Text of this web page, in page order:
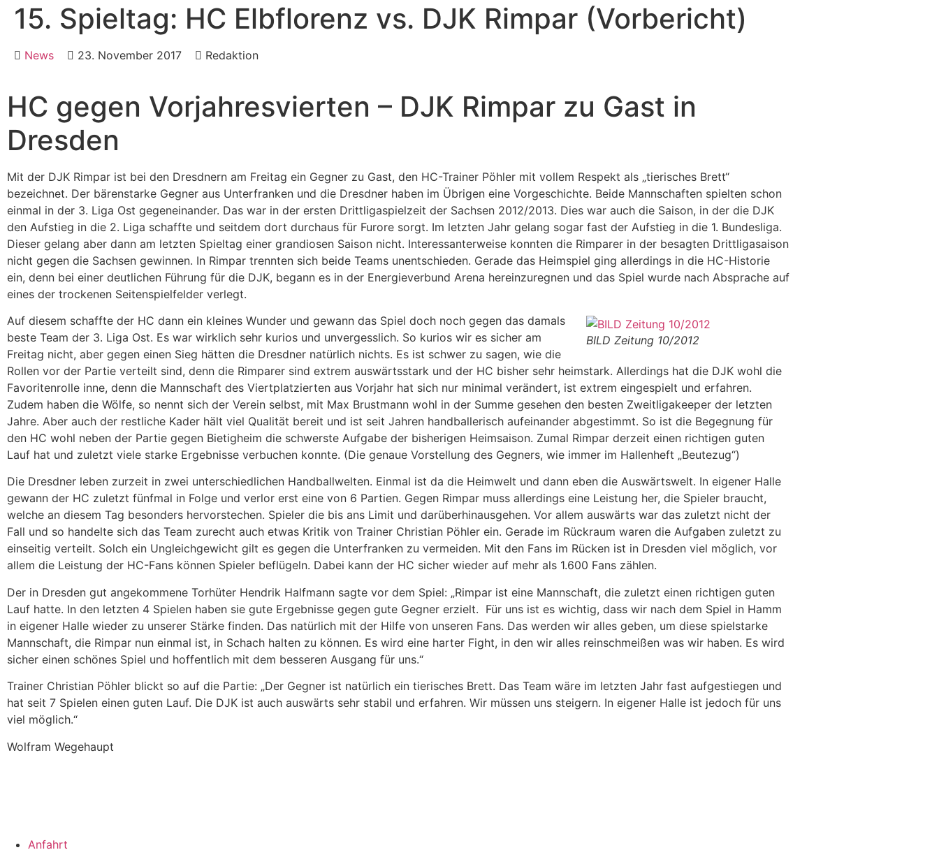
15. Spieltag: HC Elbflorenz vs. DJK Rimpar (Vorbericht)
News 23. November 2017 Redaktion
HC gegen Vorjahresvierten – DJK Rimpar zu Gast in
Dresden
Mit der DJK Rimpar ist bei den Dresdnern am Freitag ein Gegner zu Gast, den HC-Trainer Pöhler mit vollem Respekt als „tierisches Brett“
bezeichnet. Der bärenstarke Gegner aus Unterfranken und die Dresdner haben im Übrigen eine Vorgeschichte. Beide Mannschaften spielten schon
einmal in der 3. Liga Ost gegeneinander. Das war in der ersten Drittligaspielzeit der Sachsen 2012/2013. Dies war auch die Saison, in der die DJK
den Aufstieg in die 2. Liga schaffte und seitdem dort durchaus für Furore sorgt. Im letzten Jahr gelang sogar fast der Aufstieg in die 1. Bundesliga.
Dieser gelang aber dann am letzten Spieltag einer grandiosen Saison nicht. Interessanterweise konnten die Rimparer in der besagten Drittligasaison
nicht gegen die Sachsen gewinnen. In Rimpar trennten sich beide Teams unentschieden. Gerade das Heimspiel ging allerdings in die HC-Historie
ein, denn bei einer deutlichen Führung für die DJK, begann es in der Energieverbund Arena hereinzuregnen und das Spiel wurde nach Absprache auf
eines der trockenen Seitenspielfelder verlegt.
BILD Zeitung 10/2012
Auf diesem schaffte der HC dann ein kleines Wunder und gewann das Spiel doch noch gegen das damals
beste Team der 3. Liga Ost. Es war wirklich sehr kurios und unvergesslich. So kurios wir es sicher am
Freitag nicht, aber gegen einen Sieg hätten die Dresdner natürlich nichts. Es ist schwer zu sagen, wie die
Rollen vor der Partie verteilt sind, denn die Rimparer sind extrem auswärtsstark und der HC bisher sehr heimstark. Allerdings hat die DJK wohl die
Favoritenrolle inne, denn die Mannschaft des Viertplatzierten aus Vorjahr hat sich nur minimal verändert, ist extrem eingespielt und erfahren.
Zudem haben die Wölfe, so nennt sich der Verein selbst, mit Max Brustmann wohl in der Summe gesehen den besten Zweitligakeeper der letzten
Jahre. Aber auch der restliche Kader hält viel Qualität bereit und ist seit Jahren handballerisch aufeinander abgestimmt. So ist die Begegnung für
den HC wohl neben der Partie gegen Bietigheim die schwerste Aufgabe der bisherigen Heimsaison. Zumal Rimpar derzeit einen richtigen guten
Lauf hat und zuletzt viele starke Ergebnisse verbuchen konnte. (Die genaue Vorstellung des Gegners, wie immer im Hallenheft „Beutezug“)
Die Dresdner leben zurzeit in zwei unterschiedlichen Handballwelten. Einmal ist da die Heimwelt und dann eben die Auswärtswelt. In eigener Halle
gewann der HC zuletzt fünfmal in Folge und verlor erst eine von 6 Partien. Gegen Rimpar muss allerdings eine Leistung her, die Spieler braucht,
welche an diesem Tag besonders hervorstechen. Spieler die bis ans Limit und darüberhinausgehen. Vor allem auswärts war das zuletzt nicht der
Fall und so handelte sich das Team zurecht auch etwas Kritik von Trainer Christian Pöhler ein. Gerade im Rückraum waren die Aufgaben zuletzt zu
einseitig verteilt. Solch ein Ungleichgewicht gilt es gegen die Unterfranken zu vermeiden. Mit den Fans im Rücken ist in Dresden viel möglich, vor
allem die Leistung der HC-Fans können Spieler beflügeln. Dabei kann der HC sicher wieder auf mehr als 1.600 Fans zählen.
Der in Dresden gut angekommene Torhüter Hendrik Halfmann sagte vor dem Spiel: „Rimpar ist eine Mannschaft, die zuletzt einen richtigen guten
Lauf hatte. In den letzten 4 Spielen haben sie gute Ergebnisse gegen gute Gegner erzielt. Für uns ist es wichtig, dass wir nach dem Spiel in Hamm
in eigener Halle wieder zu unserer Stärke finden. Das natürlich mit der Hilfe von unseren Fans. Das werden wir alles geben, um diese spielstarke
Mannschaft, die Rimpar nun einmal ist, in Schach halten zu können. Es wird eine harter Fight, in den wir alles reinschmeißen was wir haben. Es wird
sicher einen schönes Spiel und hoffentlich mit dem besseren Ausgang für uns.“
Trainer Christian Pöhler blickt so auf die Partie: „Der Gegner ist natürlich ein tierisches Brett. Das Team wäre im letzten Jahr fast aufgestiegen und
hat seit 7 Spielen einen guten Lauf. Die DJK ist auch auswärts sehr stabil und erfahren. Wir müssen uns steigern. In eigener Halle ist jedoch für uns
viel möglich.“
Wolfram Wegehaupt
Anfahrt